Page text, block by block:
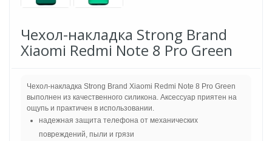
Чехол-накладка Strong Brand
Xiaomi Redmi Note 8 Pro Green
Чехол-накладка Strong Brand Xiaomi Redmi Note 8 Pro Green
выполнен из качественного силикона. Аксессуар приятен на
ощупь и практичен в использовании.
надежная защита телефона от механических
повреждений, пыли и грязи